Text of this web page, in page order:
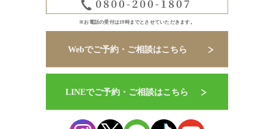
※お電話の受付は19時までとさせていただきます。